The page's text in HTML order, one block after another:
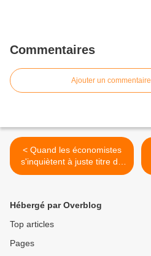
Commentaires
Ajouter un commentaire
< Quand les économistes
s'inquiètent à juste titre de
la crise prévisible du
Martinique ?
Hébergé par Overblog
Top articles
Pages